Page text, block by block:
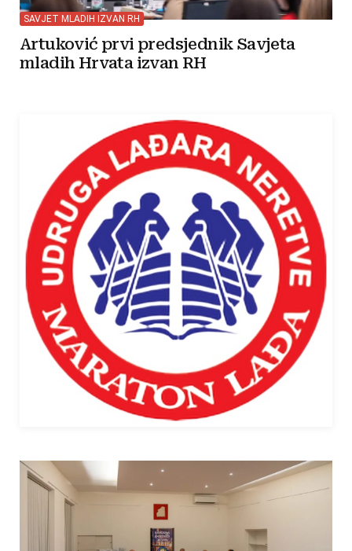
SAVJET MLADIH IZVAN RH
Artuković prvi predsjednik Savjeta
mladih Hrvata izvan RH